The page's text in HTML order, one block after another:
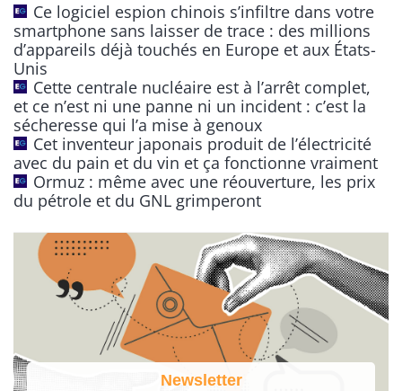
a
t
i
v
e
:
Ce logiciel espion chinois s’infiltre dans votre
smartphone sans laisser de trace : des millions
d’appareils déjà touchés en Europe et aux États-
Unis
Cette centrale nucléaire est à l’arrêt complet,
et ce n’est ni une panne ni un incident : c’est la
sécheresse qui l’a mise à genoux
Cet inventeur japonais produit de l’électricité
avec du pain et du vin et ça fonctionne vraiment
Ormuz : même avec une réouverture, les prix
du pétrole et du GNL grimperont
Newsletter